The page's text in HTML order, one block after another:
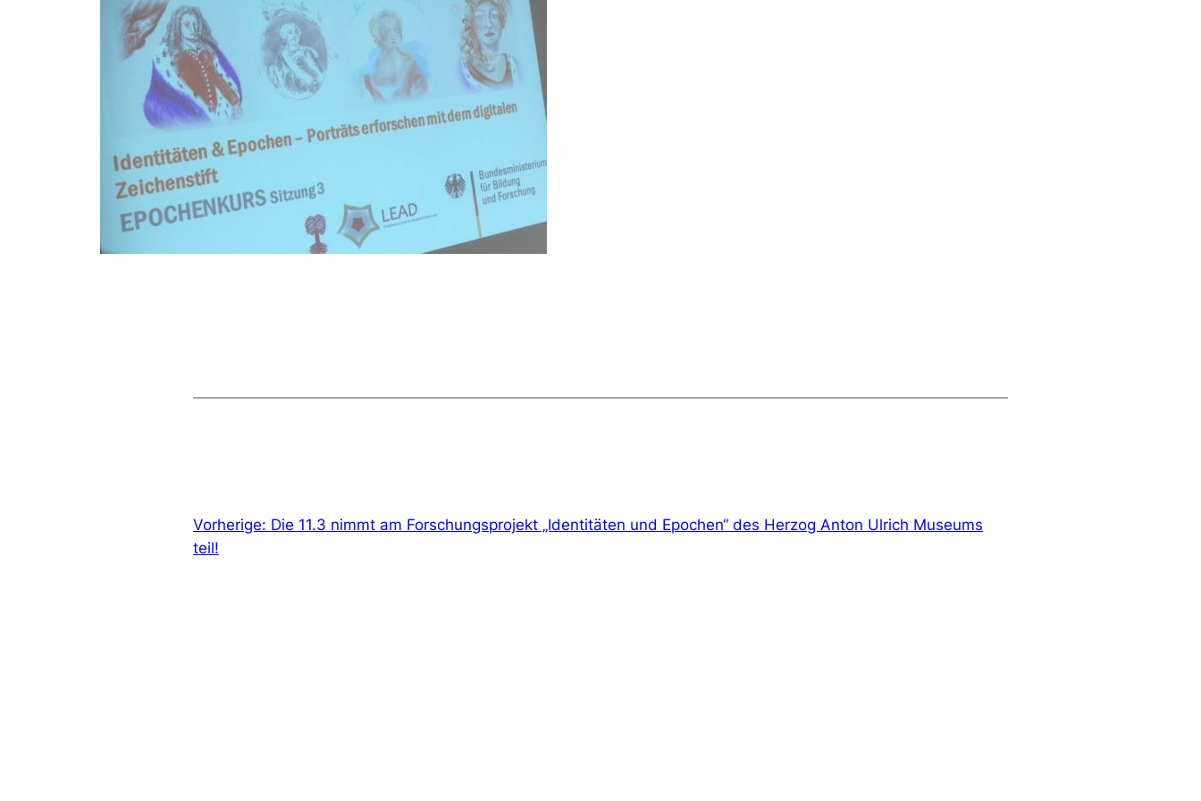
Vorherige: Die 11.3 nimmt am Forschungsprojekt „Identitäten und Epochen“ des Herzog Anton Ulrich Museums
teil!